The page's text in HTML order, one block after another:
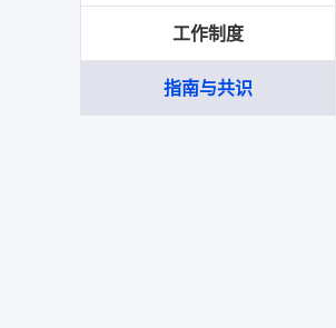
工作制度
指南与共识